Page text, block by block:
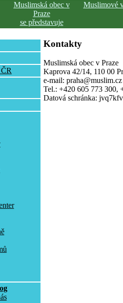
Muslimská obec v
Praze
se představuje
Muslimové
Kontakty
Muslimská obec v Praze
Kaprova 42/14, 110 00
e-mail: praha@muslim.cz
Tel.: +420 605 773 300,
Datová schránka: jvq7kfv